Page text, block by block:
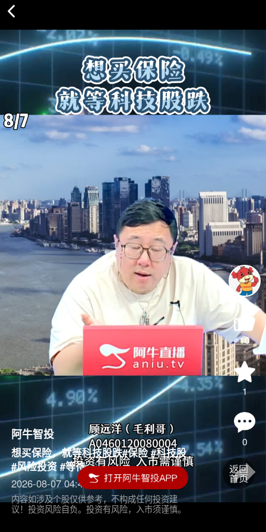
10
1
0
阿牛智投
想买保险，就等科技股跌#保险 #科技股
#风险投资 #等待
2026-08-07 04:45
内容如涉及个股仅供参考，不构成任何投资建
议！投资风险自负。投资有风险，入市须谨慎。